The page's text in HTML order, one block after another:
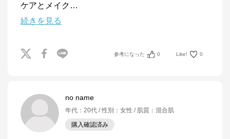
ケアとメイク …
続きを見る
参考になった 0 Like! 0
no name
年代 ： 20代 性別 ： 女性 肌質 ： 混合肌
購入確認済み